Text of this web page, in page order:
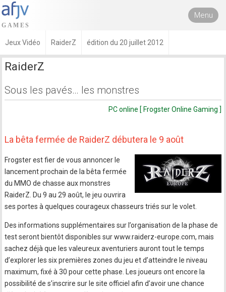
Menu
Jeux Vidéo RaiderZ édition du 20 juillet 2012
RaiderZ
Sous les pavés… les monstres
PC online [ Frogster Online Gaming ]
La bêta fermée de RaiderZ débutera le 9 août
Frogster est fier de vous annoncer le
lancement prochain de la bêta fermée
du MMO de chasse aux monstres
RaiderZ. Du 9 au 29 août, le jeu ouvrira
ses portes à quelques courageux chasseurs triés sur le volet.
Des informations supplémentaires sur l’organisation de la phase de
test seront bientôt disponibles sur www.raiderz-europe.com, mais
sachez déjà que les valeureux aventuriers auront tout le temps
d’explorer les six premières zones du jeu et d’atteindre le niveau
maximum, fixé à 30 pour cette phase. Les joueurs ont encore la
possibilité de s’inscrire sur le site officiel afin d’avoir une chance